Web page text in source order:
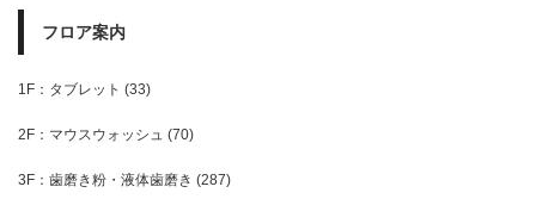
フロア案内
1F：タブレット (33)
2F：マウスウォッシュ (70)
3F：歯磨き粉・液体歯磨き (287)